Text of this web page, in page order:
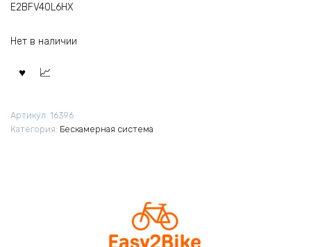
E2BFV40L6HX
Нет в наличии
Артикул: 16396
Категория: Бескамерная система